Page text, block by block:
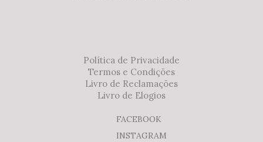
Política de Privacidade
Termos e Condições
Livro de Reclamações
Livro de Elogios
FACEBOOK
INSTAGRAM